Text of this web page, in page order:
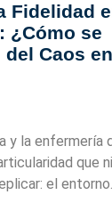
Fidelidad
¿Cómo se
Caos en
y la enfermería
que
el